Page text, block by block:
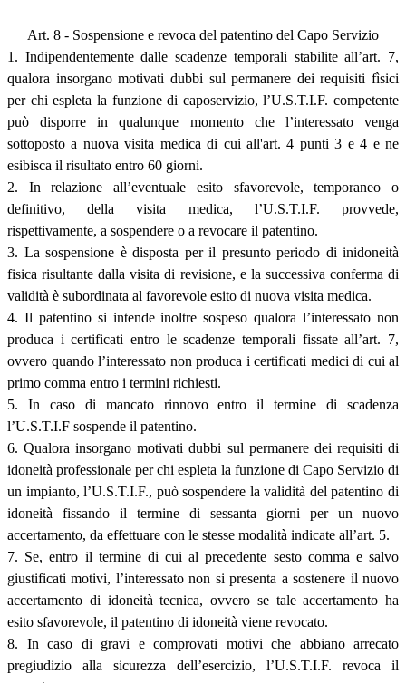
Art. 8 - Sospensione e revoca del patentino del Capo Servizio
1. Indipendentemente dalle scadenze temporali stabilite all’art. 7,
qualora insorgano motivati dubbi sul permanere dei requisiti fìsici
per chi espleta la funzione di caposervizio, l’U.S.T.I.F. competente
può disporre in qualunque momento che l’interessato venga
sottoposto a nuova visita medica di cui all'art. 4 punti 3 e 4 e ne
esibisca il risultato entro 60 giorni.
2. In relazione all’eventuale esito sfavorevole, temporaneo o
definitivo, della visita medica, l’U.S.T.I.F. provvede,
rispettivamente, a sospendere o a revocare il patentino.
3. La sospensione è disposta per il presunto periodo di inidoneità
fisica risultante dalla visita di revisione, e la successiva conferma di
validità è subordinata al favorevole esito di nuova visita medica.
4. Il patentino si intende inoltre sospeso qualora l’interessato non
produca i certificati entro le scadenze temporali fissate all’art. 7,
ovvero quando l’interessato non produca i certificati medici di cui al
primo comma entro i termini richiesti.
5. In caso di mancato rinnovo entro il termine di scadenza
l’U.S.T.I.F sospende il patentino.
6. Qualora insorgano motivati dubbi sul permanere dei requisiti di
idoneità professionale per chi espleta la funzione di Capo Servizio di
un impianto, l’U.S.T.I.F., può sospendere la validità del patentino di
idoneità fissando il termine di sessanta giorni per un nuovo
accertamento, da effettuare con le stesse modalità indicate all’art. 5.
7. Se, entro il termine di cui al precedente sesto comma e salvo
giustificati motivi, l’interessato non si presenta a sostenere il nuovo
accertamento di idoneità tecnica, ovvero se tale accertamento ha
esito sfavorevole, il patentino di idoneità viene revocato.
8. In caso di gravi e comprovati motivi che abbiano arrecato
pregiudizio alla sicurezza dell’esercizio, l’U.S.T.I.F. revoca il